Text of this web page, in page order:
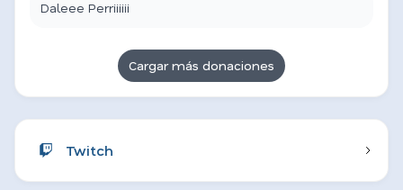
Daleee Perriiiiii
Cargar más donaciones
Twitch